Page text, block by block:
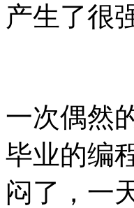
产生了很
一次偶然
毕业的编
闷了，一